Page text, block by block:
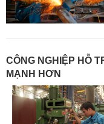
CÔNG NGHIỆP HỖ
MẠNH HƠN